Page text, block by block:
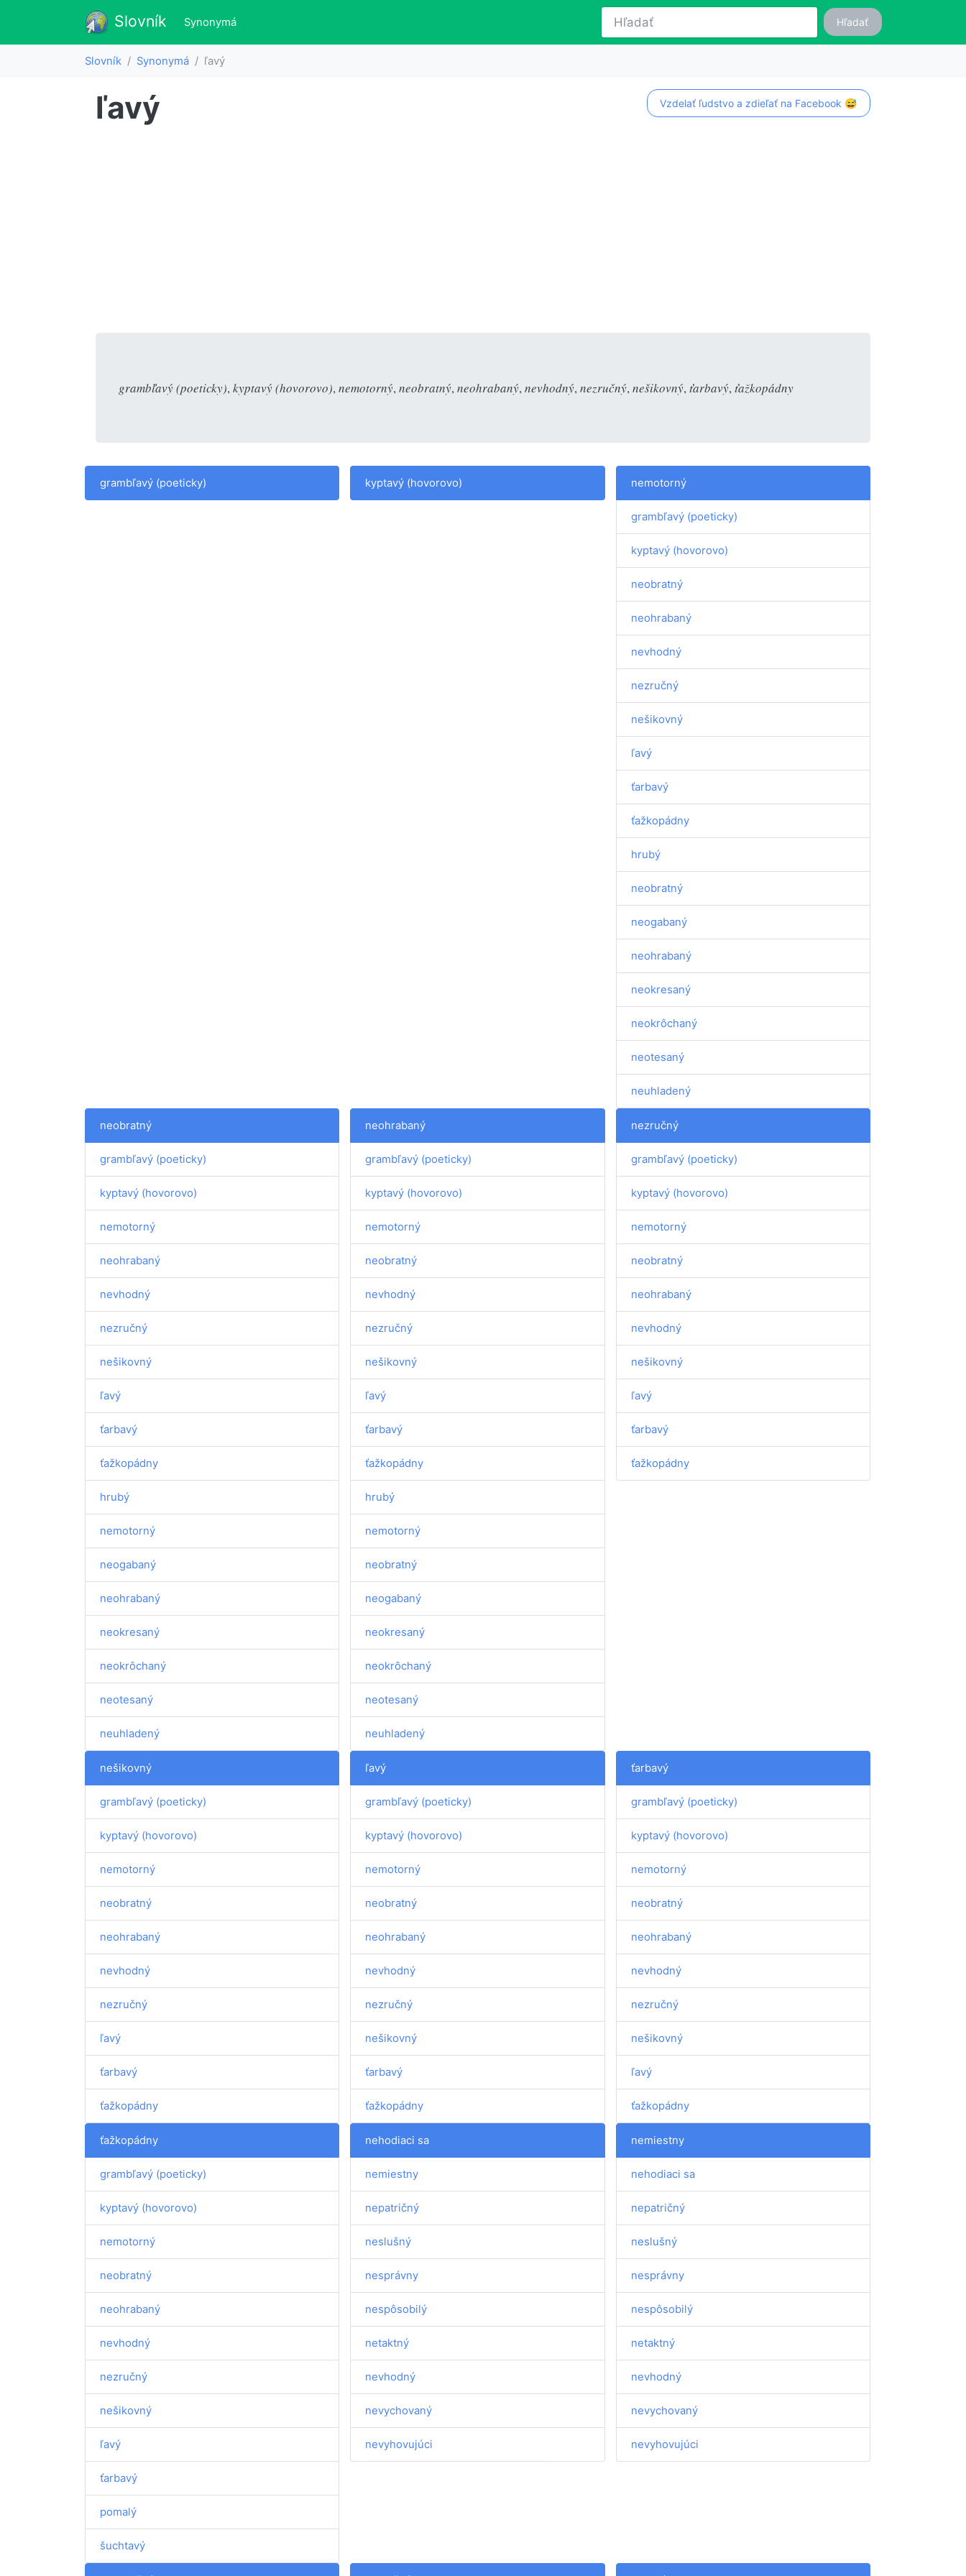
Slovník Slovník
Synonymá(aktualne) Hľadať
Slovník Synonymá ľavý
Vzdelať ľudstvo a zdieľať na Facebook 😅
ľavý
grambľavý (poeticky), kyptavý (hovorovo), nemotorný, neobratný, neohrabaný, nevhodný, nezručný, nešikovný, ťarbavý, ťažkopádny
grambľavý (poeticky) kyptavý (hovorovo) nemotorný
grambľavý (poeticky)
kyptavý (hovorovo)
neobratný
neohrabaný
nevhodný
nezručný
nešikovný
ľavý
ťarbavý
ťažkopádny
hrubý
neobratný
neogabaný
neohrabaný
neokresaný
neokrôchaný
neotesaný
neuhladený
neobratný
grambľavý (poeticky)
kyptavý (hovorovo)
nemotorný
neohrabaný
nevhodný
nezručný
nešikovný
ľavý
ťarbavý
ťažkopádny
hrubý
nemotorný
neogabaný
neohrabaný
neokresaný
neokrôchaný
neotesaný
neuhladený
neohrabaný
grambľavý (poeticky)
kyptavý (hovorovo)
nemotorný
neobratný
nevhodný
nezručný
nešikovný
ľavý
ťarbavý
ťažkopádny
hrubý
nemotorný
neobratný
neogabaný
neokresaný
neokrôchaný
neotesaný
neuhladený
nezručný
grambľavý (poeticky)
kyptavý (hovorovo)
nemotorný
neobratný
neohrabaný
nevhodný
nešikovný
ľavý
ťarbavý
ťažkopádny
nešikovný
grambľavý (poeticky)
kyptavý (hovorovo)
nemotorný
neobratný
neohrabaný
nevhodný
nezručný
ľavý
ťarbavý
ťažkopádny
ľavý
grambľavý (poeticky)
kyptavý (hovorovo)
nemotorný
neobratný
neohrabaný
nevhodný
nezručný
nešikovný
ťarbavý
ťažkopádny
ťarbavý
grambľavý (poeticky)
kyptavý (hovorovo)
nemotorný
neobratný
neohrabaný
nevhodný
nezručný
nešikovný
ľavý
ťažkopádny
ťažkopádny
grambľavý (poeticky)
kyptavý (hovorovo)
nemotorný
neobratný
neohrabaný
nevhodný
nezručný
nešikovný
ľavý
ťarbavý
pomalý
šuchtavý
nehodiaci sa
nemiestny
nepatričný
neslušný
nesprávny
nespôsobilý
netaktný
nevhodný
nevychovaný
nevyhovujúci
nemiestny
nehodiaci sa
nepatričný
neslušný
nesprávny
nespôsobilý
netaktný
nevhodný
nevychovaný
nevyhovujúci